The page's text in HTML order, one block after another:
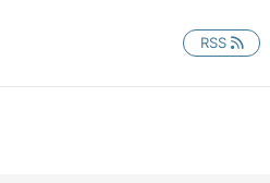
RSS